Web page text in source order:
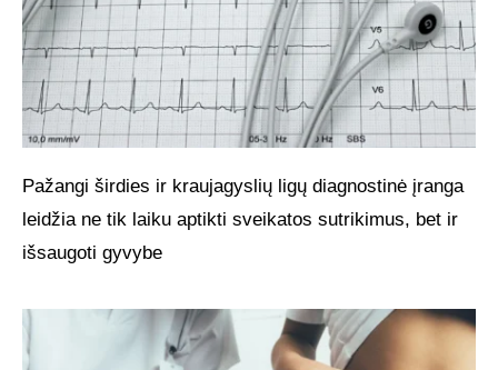
Pažangi širdies ir kraujagyslių ligų diagnostinė įranga
leidžia ne tik laiku aptikti sveikatos sutrikimus, bet ir
išsaugoti gyvybe